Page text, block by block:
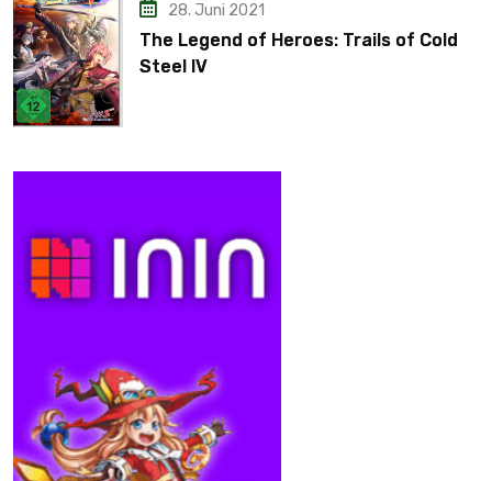
28. Juni 2021
The Legend of Heroes: Trails of Cold
Steel IV